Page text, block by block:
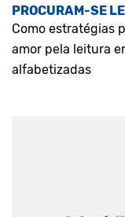
PROCURAM-SE
Como estratégias
amor pela leitura
alfabetizadas